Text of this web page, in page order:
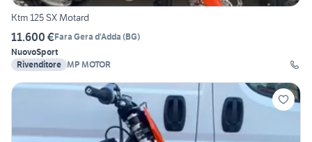
Ktm 125 SX Motard
11.600 €Fara Gera d'Adda (BG)
NuovoSport
Rivenditore MP MOTOR